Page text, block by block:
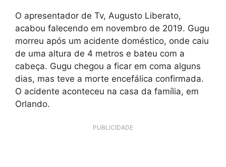
O apresentador de Tv, Augusto Liberato,
acabou falecendo em novembro de 2019. Gugu
morreu após um acidente doméstico, onde caiu
de uma altura de 4 metros e bateu com a
cabeça. Gugu chegou a ficar em coma alguns
dias, mas teve a morte encefálica confirmada.
O acidente aconteceu na casa da família, em
Orlando.
PUBLICIDADE